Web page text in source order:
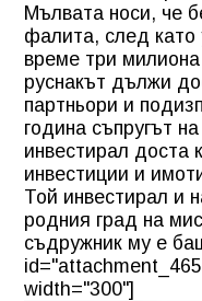
Мълвата носи, че
фалита, след като
време три
руснакът дължи
партньори и
година съпругът
инвестирал доста
инвестиции и
Той инвестирал и
родния град на
съдружник му е
width="300"]